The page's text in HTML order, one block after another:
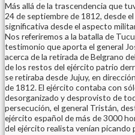
Más allá de la trascendencia que
24 de septiembre de 1812, desde
significativa desde el aspecto
Nos referiremos a la batalla de
testimonio que aporta el general
acerca de la retirada de Belgrano
de los restos del ejército patrio
se retiraba desde Jujuy, en
de 1812. El ejército contaba con
desorganizado y desprovisto de
persecución, el general Tristán,
ejército español de más de 3000
del ejército realista venían picando